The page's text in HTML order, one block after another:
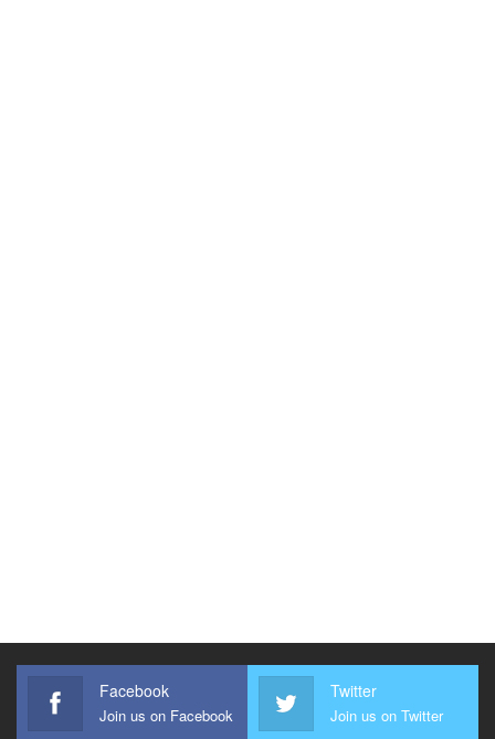
Facebook
Join us on Facebook
Twitter
Join us on Twitter